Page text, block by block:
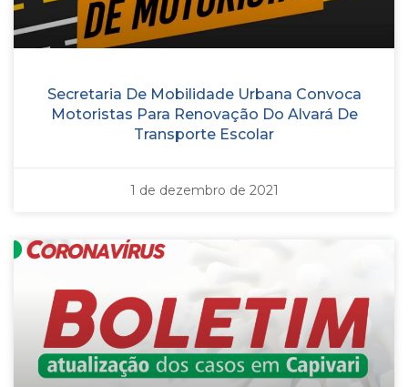
Secretaria De Mobilidade Urbana Convoca
Motoristas Para Renovação Do Alvará De
Transporte Escolar
1 de dezembro de 2021